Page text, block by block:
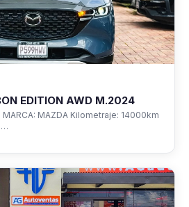
EDITION AWD M.2024
MARCA: MAZDA Kilometraje: 14000km